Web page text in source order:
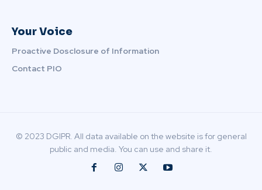
Your Voice
Proactive Dosclosure of Information
Contact PIO
© 2023 DGIPR. All data available on the website is for general
public and media. You can use and share it.